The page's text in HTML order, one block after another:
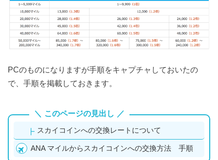
PCのものになりますが手順をキャプチャしておいたの
で、手順を掲載しておきます。
このページの見出し
スカイコインへの交換レートについて
ANA マイルからスカイコインへの交換方法 手順